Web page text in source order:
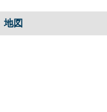
地図